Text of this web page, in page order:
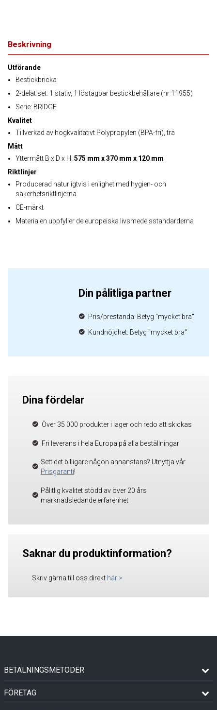
Beskrivning
Utförande
Bestickbricka
2-delat set: 1 stativ, 1 löstagbar bestickbehållare (nr 11955)
Serie: BRIDGE
Kvalitet
Tillverkad av högkvalitativt Polypropylen (BPA-fri), trä
Mått
Yttermått B x D x H: 575 mm x 370 mm x 120 mm
Riktlinjer
Producerad naturligtvis i enlighet med hygien- och
säkerhetsriktlinjerna.
CE-märkt
Materialen uppfyller de europeiska livsmedelsstandarderna
Din pålitliga partner
Pris/prestanda: Betyg "mycket bra"
Kundnöjdhet: Betyg "mycket bra"
Dina fördelar
Över 35 000 produkter i lager och redo att skickas
Fri leverans i hela Europa på alla beställningar
Sett det billigare någon annanstans? Utnyttja vår
Prisgaranti!
Pålitlig kvalitet stödd av över 20 års
marknadsledande erfarenhet
Saknar du produktinformation?
Skriv gärna till oss direkt här >
BETALNINGSMETODER
FÖRETAG